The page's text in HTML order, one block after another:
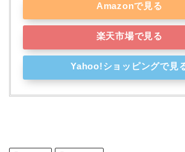
Amazonで見る
楽天市場で見る
Yahoo!ショッピングで見